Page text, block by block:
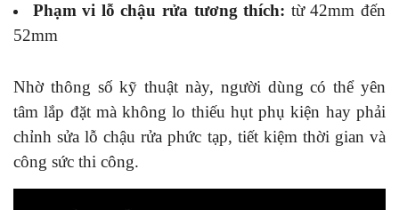
Phạm vi lỗ chậu rửa tương thích: từ 42mm đến
52mm
Nhờ thông số kỹ thuật này, người dùng có thể yên
tâm lắp đặt mà không lo thiếu hụt phụ kiện hay phải
chỉnh sửa lỗ chậu rửa phức tạp, tiết kiệm thời gian và
công sức thi công.